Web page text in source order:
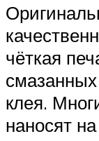
чёткая
клея.
наносят